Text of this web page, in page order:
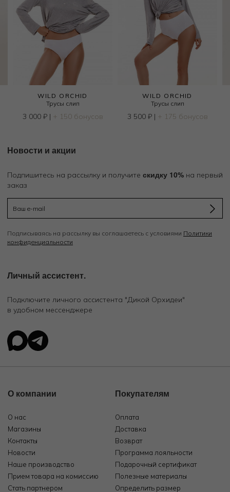
WILD ORCHID
Трусы слип
3 000 ₽| + 150 бонусов
WILD ORCHID
Трусы слип
3 500 ₽| + 175 бонусов
Новости и акции
Подпишитесь на рассылку и получите скидку 10% на первый
заказ
Подписываясь на рассылку вы соглашаетесь с условиями Политики
конфиденциальности
Личный ассистент.
Подключите личного ассистента "Дикой Орхидеи"
в удобном мессенджере
О компании
О нас
Магазины
Контакты
Новости
Наше производство
Прием товара на комиссию
Стать партнером
Покупателям
Оплата
Доставка
Возврат
Программа лояльности
Подарочный сертификат
Полезные материалы
Определить размер